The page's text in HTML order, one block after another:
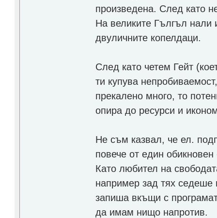
произведена. След като
На великите Гългъл нали
двуличните копелдаци.
След като четем Гейт
ти купува
прекалено много, то
опира до ресурси и
Не съм казвал, че ел.
повече от един
Като любител на
например зад тях
запиша вкъщи с
да имам нищо напротив.